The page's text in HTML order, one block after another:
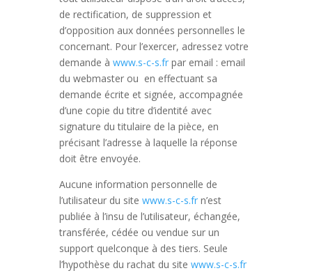
de rectification, de suppression et
d’opposition aux données personnelles le
concernant. Pour l’exercer, adressez votre
demande à www.s-c-s.frpar email : email
du webmaster ou en effectuant sa
demande écrite et signée, accompagnée
d’une copie du titre d’identité avec
signature du titulaire de la pièce, en
précisant l’adresse à laquelle la réponse
doit être envoyée.
Aucune information personnelle de
l’utilisateur du site www.s-c-s.frn’est
publiée à l’insu de l’utilisateur, échangée,
transférée, cédée ou vendue sur un
support quelconque à des tiers. Seule
l’hypothèse du rachat du site www.s-c-s.fr